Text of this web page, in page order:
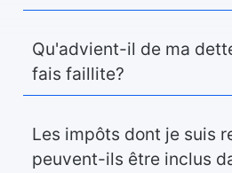
Qu'advient-il de ma
fais faillite?
Les impôts dont je suis
peuvent-ils être inclus